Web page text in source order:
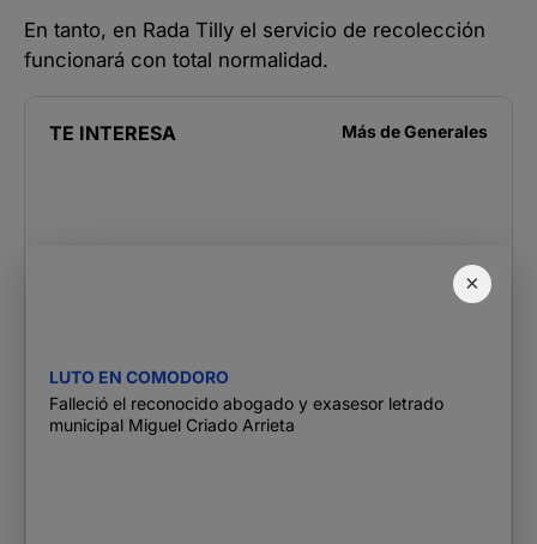
×
En tanto, en Rada Tilly el servicio de recolección
funcionará con total normalidad.
TE INTERESA Más deGenerales
LUTO EN COMODORO
Falleció el reconocido abogado y exasesor letrado
municipal Miguel Criado Arrieta